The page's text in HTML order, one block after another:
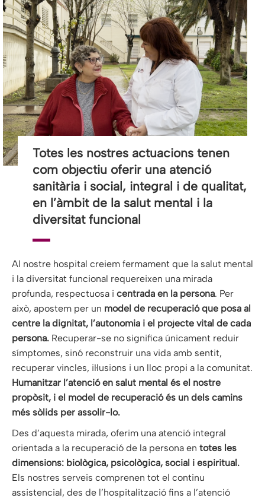
Totes les nostres actuacions tenen
com objectiu oferir una atenció
sanitària i social, integral i de qualitat,
en l’àmbit de la salut mental i la
diversitat funcional
Al nostre hospital creiem fermament que la salut mental
i la diversitat funcional requereixen una mirada
profunda, respectuosa i centrada en la persona. Per
això, apostem per un model de recuperació que posa al
centre la dignitat, l’autonomia i el projecte vital de cada
persona. Recuperar-se no significa únicament reduir
símptomes, sinó reconstruir una vida amb sentit,
recuperar vincles, il·lusions i un lloc propi a la comunitat.
Humanitzar l’atenció en salut mental és el nostre
propòsit, i el model de recuperació és un dels camins
més sòlids per assolir-lo.
Des d’aquesta mirada, oferim una atenció integral
orientada a la recuperació de la persona en totes les
dimensions: biològica, psicològica, social i espiritual.
Els nostres serveis comprenen tot el continu
assistencial, des de l’hospitalització fins a l’atenció